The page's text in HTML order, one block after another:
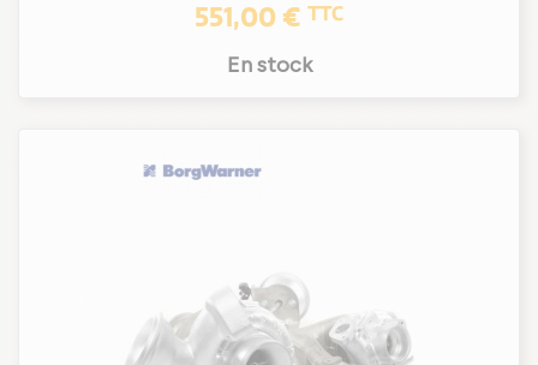
551,00 € TTC
En stock